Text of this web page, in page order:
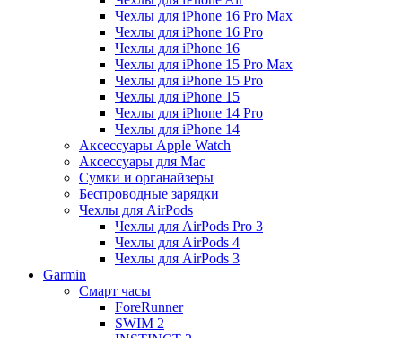
Чехлы для iPhone 16 Pro Max
Чехлы для iPhone 16 Pro
Чехлы для iPhone 16
Чехлы для iPhone 15 Pro Max
Чехлы для iPhone 15 Pro
Чехлы для iPhone 15
Чехлы для iPhone 14 Pro
Чехлы для iPhone 14
Аксессуары Apple Watch
Аксессуары для Mac
Сумки и органайзеры
Беспроводные зарядки
Чехлы для AirPods
Чехлы для AirPods Pro 3
Чехлы для AirPods 4
Чехлы для AirPods 3
Garmin
Смарт часы
ForeRunner
SWIM 2